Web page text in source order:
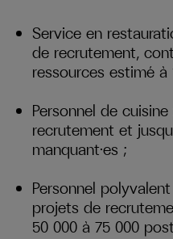
Service en
de recrutement,
ressources estimé à
Personnel de
recrutement et
manquant·es ;
Personnel
projets de
50 000 à 75 000